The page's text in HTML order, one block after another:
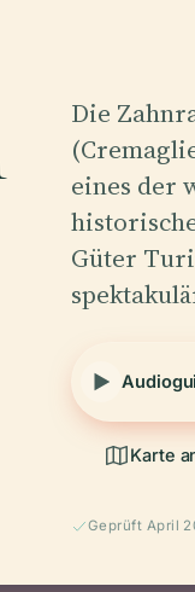
Die
eines der
Güter
Karte
Geprüft April